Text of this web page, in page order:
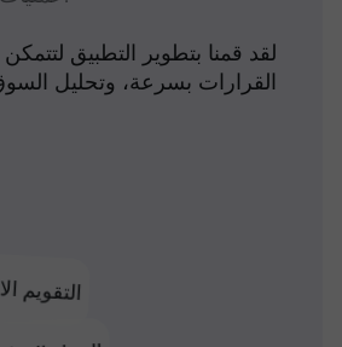
التقويم
لقد قمنا بتطوير التطبيق
القرارات بسرعة، وتحليل